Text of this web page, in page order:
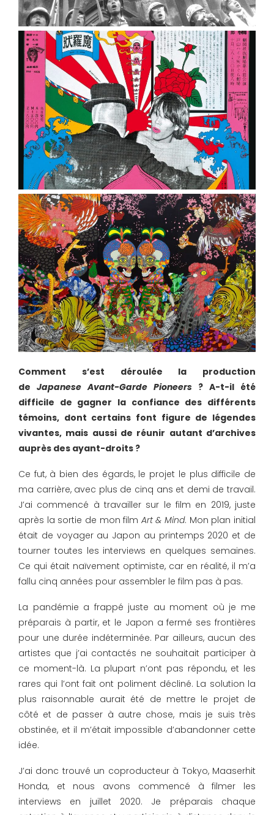
Comment s’est déroulée la production
de Japanese Avant-Garde Pioneers ? A-t-il été
difficile de gagner la confiance des différents
témoins, dont certains font figure de légendes
vivantes, mais aussi de réunir autant d’archives
auprès des ayant-droits ?
Ce fut, à bien des égards, le projet le plus difficile de
ma carrière, avec plus de cinq ans et demi de travail.
J’ai commencé à travailler sur le film en 2019, juste
après la sortie de mon film Art & Mind. Mon plan initial
était de voyager au Japon au printemps 2020 et de
tourner toutes les interviews en quelques semaines.
Ce qui était naïvement optimiste, car en réalité, il m’a
fallu cinq années pour assembler le film pas à pas.
La pandémie a frappé juste au moment où je me
préparais à partir, et le Japon a fermé ses frontières
pour une durée indéterminée. Par ailleurs, aucun des
artistes que j’ai contactés ne souhaitait participer à
ce moment-là. La plupart n’ont pas répondu, et les
rares qui l’ont fait ont poliment décliné. La solution la
plus raisonnable aurait été de mettre le projet de
côté et de passer à autre chose, mais je suis très
obstinée, et il m’était impossible d’abandonner cette
idée.
J’ai donc trouvé un coproducteur à Tokyo, Maaserhit
Honda, et nous avons commencé à filmer les
interviews en juillet 2020. Je préparais chaque